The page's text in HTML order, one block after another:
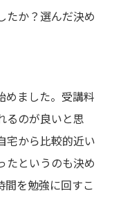
たか？選んだ決め
めました。受講料
るのが良いと思
宅から比較的近い
たというのも決め
間を勉強に回すこ